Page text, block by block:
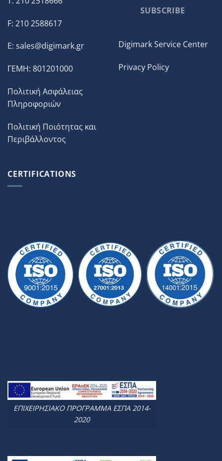
F: 210 2588617
E: sales@digimark.gr
ΓΕΜΗ: 801201000
Πολιτική Ασφάλειας
Πληροφοριών
Πολιτική Ποιότητας και
Περιβάλλοντος
SUBSCRIBE
Digimark Service Center
Privacy Policy
CERTIFICATIONS
ΕΠΙΧΕΙΡΗΣΙΑΚΟ ΠΡΟΓΡΑΜΜΑ ΕΣΠΑ 2014-
2020